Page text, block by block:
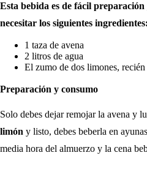
Esta bebida es de fácil
necesitar los siguientes ingredientes:
1 taza de avena
2 litros de agua
El zumo de dos limones,
Preparación y consumo
Solo debes dejar remojar la avena y
limón y listo, debes beberla en
media hora del almuerzo y la cena